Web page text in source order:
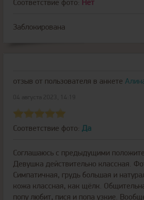
Соответствие фото: Нет
Заблокирована
отзыв от пользователя в анкете
Соответствие фото: Да
Соглашаюсь с предыдущими
Девушка действительно классная.
Симпатичная, грудь большая и
кожа классная, как щёлк.
попу любит, пися и попа узкие.